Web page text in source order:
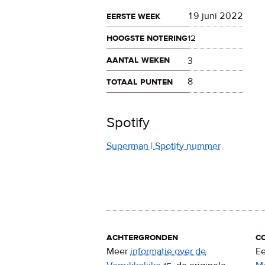
eerste week
19 juni 2022
hoogste notering12
aantal weken
3
totaal punten
8
Spotify
Superman | Spotify nummer
achtergronden
Meer informatie over de